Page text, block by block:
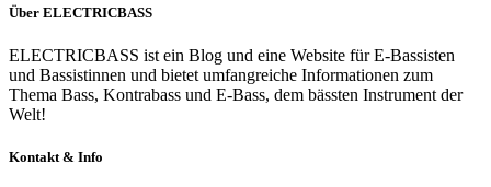
Über ELECTRICBASS
ELECTRICBASS ist ein Blog und eine Website für E-Bassisten
und Bassistinnen und bietet umfangreiche Informationen zum
Thema Bass, Kontrabass und E-Bass, dem bässten Instrument der
Welt!
Kontakt & Info